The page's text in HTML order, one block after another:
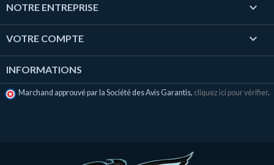
NOTRE ENTREPRISE 
VOTRE COMPTE 
INFORMATIONS
Marchand approuvé par la Société des Avis Garantis, cliquez ici pour vérifier.